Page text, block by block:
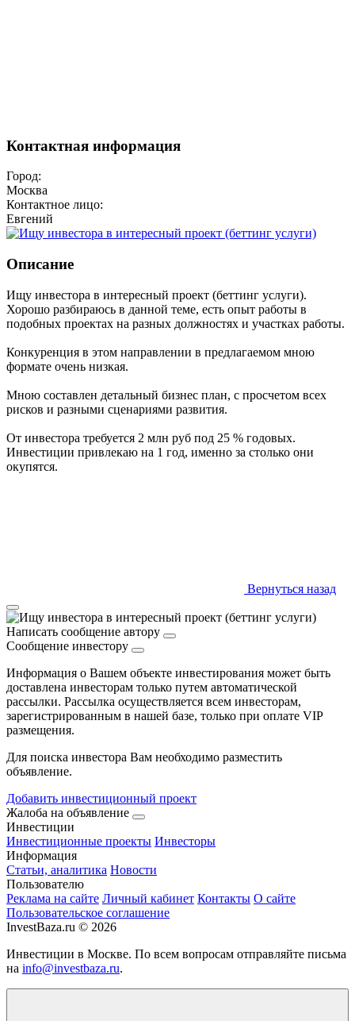
Контактная информация
Город:
Москва
Контактное лицо:
Евгений
Описание
Ищу инвестора в интересный проект (беттинг услуги).
Хорошо разбираюсь в данной теме, есть опыт работы в
подобных проектах на разных должностях и участках работы.
Конкуренция в этом направлении в предлагаемом мною
формате очень низкая.
Мною составлен детальный бизнес план, с просчетом всех
рисков и разными сценариями развития.
От инвестора требуется 2 млн руб под 25 % годовых.
Инвестиции привлекаю на 1 год, именно за столько они
окупятся.
Вернуться назад
Написать сообщение автору
Сообщение инвестору
Информация о Вашем объекте инвестирования может быть
доставлена инвесторам только путем автоматической
рассылки. Рассылка осуществляется всем инвесторам,
зарегистрированным в нашей базе, только при оплате VIP
размещения.
Для поиска инвестора Вам необходимо разместить
объявление.
Добавить инвестиционный проект
Жалоба на объявление
Инвестиции
Инвестиционные проекты Инвесторы
Информация
Статьи, аналитика Новости
Пользователю
Реклама на сайте Личный кабинет Контакты О сайте
Пользовательское соглашение
InvestBaza.ru © 2026
Инвестиции в Москве. По всем вопросам отправляйте письма
на info@investbaza.ru.